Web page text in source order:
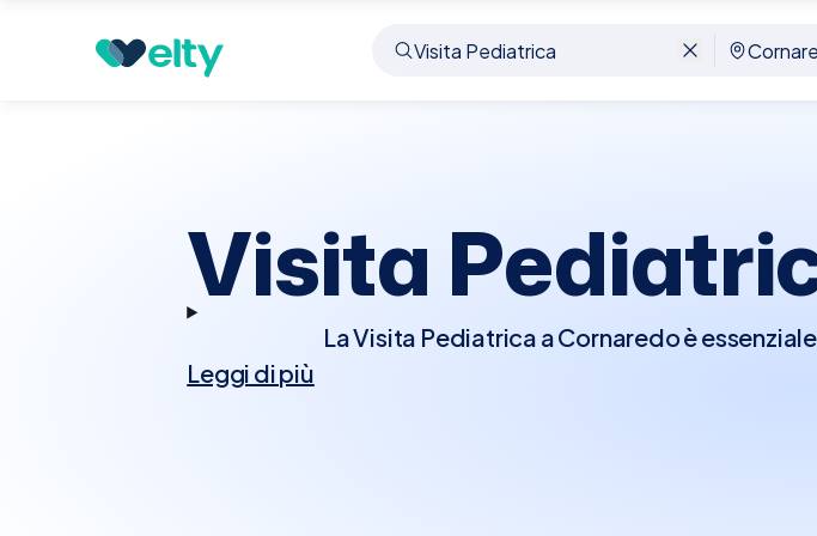
Prenota visita Cornaredo
Visita
La Visita Pediatrica a Cornaredo è
bambini, nonché per la prevenzione e il
Leggi di più